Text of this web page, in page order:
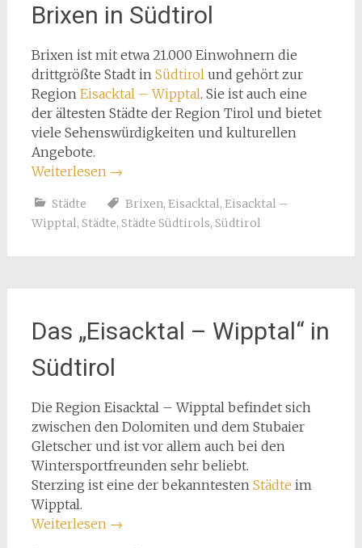
Brixen in Südtirol
Brixen ist mit etwa 21.000 Einwohnern die
drittgrößte Stadt in Südtirolund gehört zur
Region Eisacktal – Wipptal. Sie ist auch eine
der ältesten Städte der Region Tirol und bietet
viele Sehenswürdigkeiten und kulturellen
Angebote.
Weiterlesen →
Städte Brixen, Eisacktal, Eisacktal –
Wipptal, Städte, Städte Südtirols, Südtirol
Das „Eisacktal – Wipptal“ in
Südtirol
Die Region Eisacktal – Wipptal befindet sich
zwischen den Dolomiten und dem Stubaier
Gletscher und ist vor allem auch bei den
Wintersportfreunden sehr beliebt.
Sterzing ist eine der bekanntesten Städte im
Wipptal.
Weiterlesen →